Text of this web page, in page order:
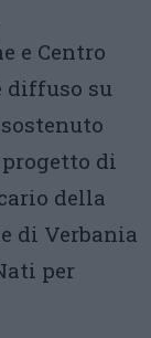
e Centro
diffuso su
di
della
di Verbania
per